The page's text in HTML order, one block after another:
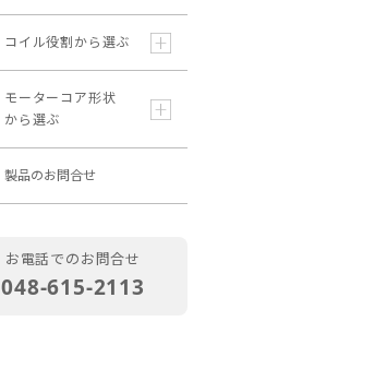
コイル役割から選ぶ
モーターコア形状
から選ぶ
製品のお問合せ
お電話でのお問合せ
048-615-2113